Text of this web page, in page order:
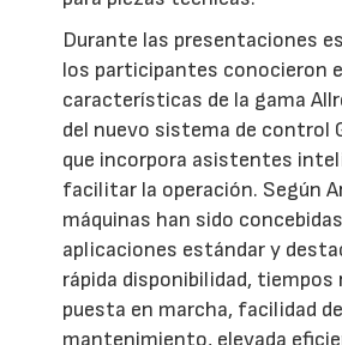
Durante las presentaciones
los participantes conocieron
características de la gama
del nuevo sistema de control
que incorpora asistentes
facilitar la operación. Según
máquinas han sido
aplicaciones estándar y
rápida disponibilidad, tiempos
puesta en marcha, facilidad
mantenimiento, elevada